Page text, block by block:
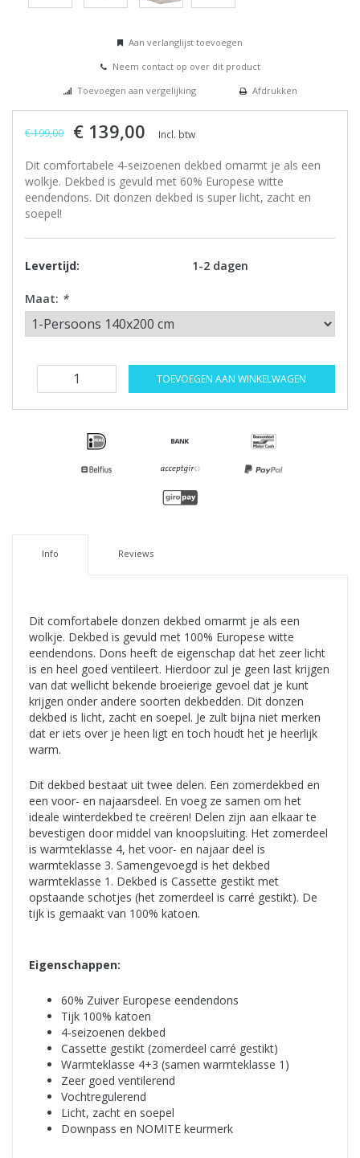
Aan verlanglijst toevoegen
Neem contact op over dit product
Toevoegen aan vergelijking
Afdrukken
€ 199,00 € 139,00 Incl. btw
Dit comfortabele 4-seizoenen dekbed omarmt je als een
wolkje. Dekbed is gevuld met 60% Europese witte
eendendons. Dit donzen dekbed is super licht, zacht en
soepel!
Levertijd: 1-2 dagen
Maat: *
TOEVOEGEN AAN WINKELWAGEN
Info Reviews
Dit comfortabele donzen dekbed omarmt je als een
wolkje. Dekbed is gevuld met 100% Europese witte
eendendons. Dons heeft de eigenschap dat het zeer licht
is en heel goed ventileert. Hierdoor zul je geen last krijgen
van dat wellicht bekende broeierige gevoel dat je kunt
krijgen onder andere soorten dekbedden. Dit donzen
dekbed is licht, zacht en soepel. Je zult bijna niet merken
dat er iets over je heen ligt en toch houdt het je heerlijk
warm.
Dit dekbed bestaat uit twee delen. Een zomerdekbed en
een voor- en najaarsdeel. En voeg ze samen om het
ideale winterdekbed te creëren! Delen zijn aan elkaar te
bevestigen door middel van knoopsluiting. Het zomerdeel
is warmteklasse 4, het voor- en najaar deel is
warmteklasse 3. Samengevoegd is het dekbed
warmteklasse 1. Dekbed is Cassette gestikt met
opstaande schotjes (het zomerdeel is carré gestikt). De
tijk is gemaakt van 100% katoen.
Eigenschappen:
60% Zuiver Europese eendendons
Tijk 100% katoen
4-seizoenen dekbed
Cassette gestikt (zomerdeel carré gestikt)
Warmteklasse 4+3 (samen warmteklasse 1)
Zeer goed ventilerend
Vochtregulerend
Licht, zacht en soepel
Downpass en NOMITE keurmerk